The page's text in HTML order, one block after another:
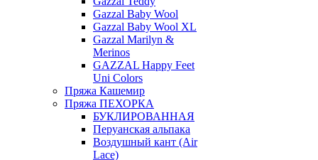
Gazzal Baby Wool
Gazzal Baby Wool XL
Gazzal Marilyn &
Merinos
GAZZAL Happy Feet
Uni Colors
Пряжа Кашемир
Пряжа ПЕХОРКА
БУКЛИРОВАННАЯ
Перуанская альпака
Воздушный кант (Air
Lace)